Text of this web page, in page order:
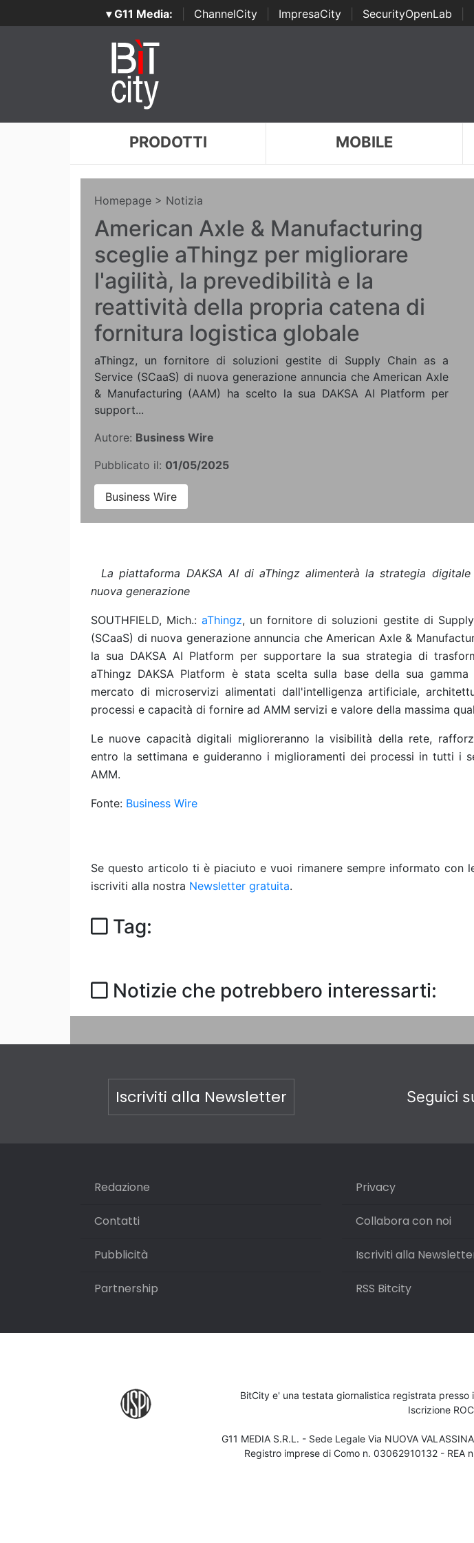
▾ G11 Media: ChannelCity ImpresaCity SecurityOpenLab
Awards
PRODOTTI MOBILE
Homepage > Notizia
American Axle & Manufacturing
sceglie aThingz per migliorare
l'agilità, la prevedibilità e la
reattività della propria catena di
fornitura logistica globale
aThingz, un fornitore di soluzioni gestite di Supply Chain as a
Service (SCaaS) di nuova generazione annuncia che American Axle
& Manufacturing (AAM) ha scelto la sua DAKSA AI Platform per
support...
Autore: Business Wire
Pubblicato il: 01/05/2025
Business Wire
La piattaforma DAKSA AI di aThingz alimenterà la strategia
nuova generazione
SOUTHFIELD, Mich.:aThingz, un fornitore di soluzioni gestite di
(SCaaS) di nuova generazione annuncia che American Axle &
la sua DAKSA AI Platform per supportare la sua strategia di
aThingz DAKSA Platform è stata scelta sulla base della sua gamma
mercato di microservizi alimentati dall'intelligenza artificiale,
processi e capacità di fornire ad AMM servizi e valore della massima
Le nuove capacità digitali miglioreranno la visibilità della rete,
entro la settimana e guideranno i miglioramenti dei processi in tutti i
AMM.
Fonte: Business Wire
Se questo articolo ti è piaciuto e vuoi rimanere sempre informato con
iscriviti alla nostra Newsletter gratuita.
Tag:
Notizie che potrebbero interessarti:
Iscriviti alla Newsletter Seguici
Redazione
Contatti
Pubblicità
Partnership
Privacy
Collabora con noi
Iscriviti alla
RSS Bitcity
BitCity e' una testata giornalistica registrata
Iscrizione
G11 MEDIA S.R.L. - Sede Legale Via NUOVA
Registro imprese di Como n. 03062910132 - REA